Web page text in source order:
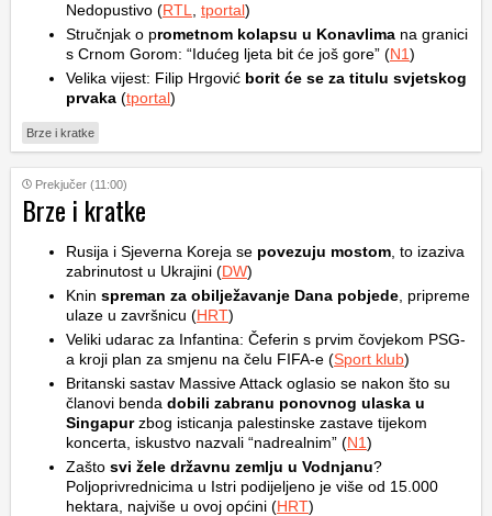
Nedopustivo (RTL tportal)
Stručnjak o prometnom kolapsu u Konavlima na granici
s Crnom Gorom: “Idućeg ljeta bit će još gore” (N1)
Velika vijest: Filip Hrgović borit će se za titulu svjetskog
prvaka (tportal)
Brze i kratke
Prekjučer (11:00)
Brze i kratke
Rusija i Sjeverna Koreja se povezuju mostom , to izaziva
zabrinutost u Ukrajini (DW)
Knin spreman za obilježavanje Dana pobjede , pripreme
ulaze u završnicu (HRT)
Veliki udarac za Infantina: Čeferin s prvim čovjekom PSG-
a kroji plan za smjenu na čelu FIFA-e (Sport klub)
Britanski sastav Massive Attack oglasio se nakon što su
članovi benda dobili zabranu ponovnog ulaska u
Singapurzbog isticanja palestinske zastave tijekom
koncerta, iskustvo nazvali “nadrealnim” (N1)
Zašto svi žele državnu zemlju u Vodnjanu?
Poljoprivrednicima u Istri podijeljeno je više od 15.000
hektara, najviše u ovoj općini (HRT)